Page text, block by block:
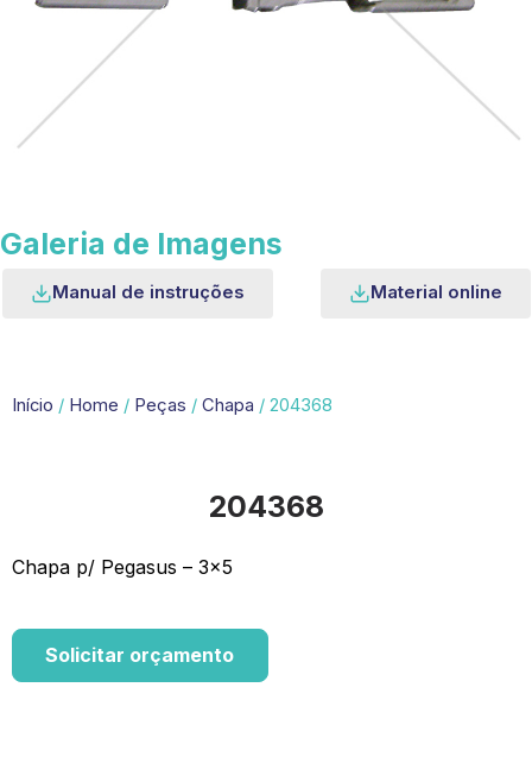
Galeria de Imagens
Manual de instruções Material online
Início / Home / Peças / Chapa / 204368
204368
Chapa p/ Pegasus – 3×5
Solicitar orçamento